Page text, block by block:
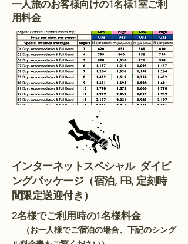
一人旅のお客様向けの1名様1室ご利
用料金
インターネットスペシャル ダイビ
ングパッケージ（宿泊, FB, 定刻時
間限定送迎付き）
2名様でご利用時の1名様料金
（お一人様でご宿泊の場合、下記のシング